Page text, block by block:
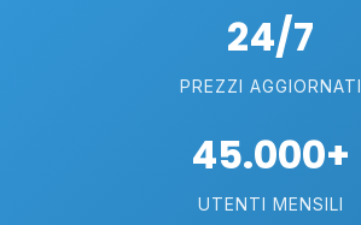
24/7
PREZZI AGGIORNATI
45.000+
UTENTI MENSILI